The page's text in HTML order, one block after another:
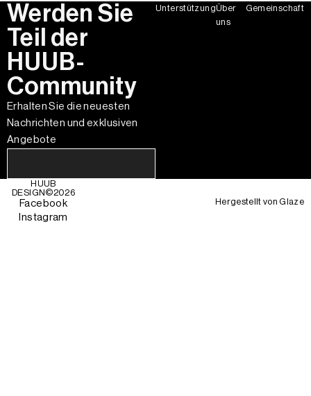
Werden Sie
Teil der
HUUB-
Community
Erhalten Sie die neuesten
Nachrichten und exklusiven
Angebote
UnterstützungÜber
uns
Gemeinschaft
HUUB
DESIGN©2026
Facebook
Instagram
Hergestellt vonGlaze